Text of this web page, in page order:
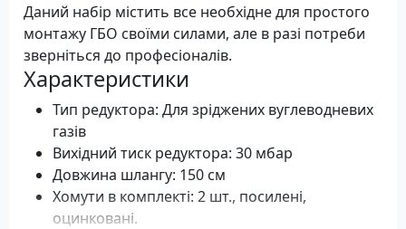
Даний набір містить все необхідне для простого
монтажу ГБО своїми силами, але в разі потреби
зверніться до професіоналів.
Характеристики
Тип редуктора: Для зріджених вуглеводневих
газів
Вихідний тиск редуктора: 30 мбар
Довжина шлангу: 150 см
Хомути в комплекті: 2 шт., посилені,
оцинковані.